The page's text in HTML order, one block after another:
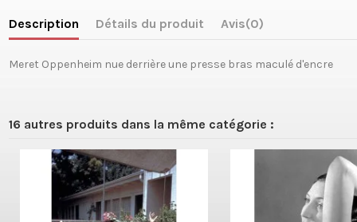
Description Détails du produit Avis(0)
Meret Oppenheim nue derrière une presse bras maculé d'encre
16 autres produits dans la même catégorie :